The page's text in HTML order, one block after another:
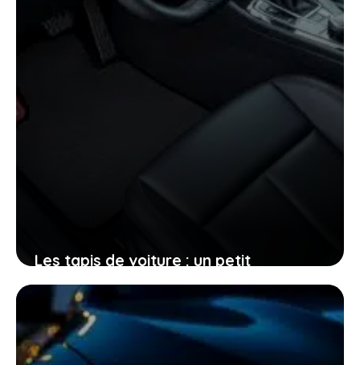
Les tapis de voiture : un petit
investissement pour un grand confort
et une meilleure hygiène
20 décembre 2025